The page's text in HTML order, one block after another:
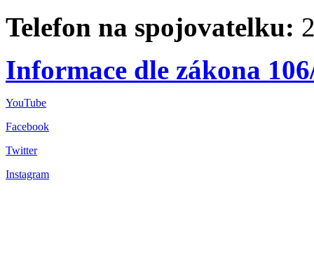
Telefon na spojovatelku:
Informace dle zákona
YouTube
Facebook
Twitter
Instagram